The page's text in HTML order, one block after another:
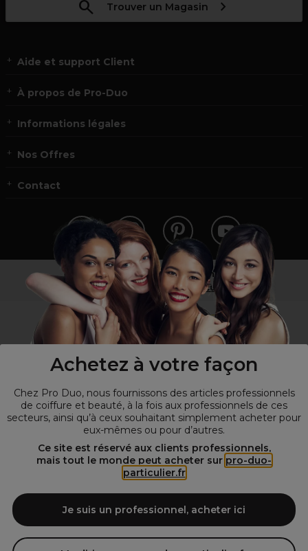
Achetez à votre façon
Chez Pro Duo, nous fournissons des articles professionnels
de coiffure et beauté, à la fois aux professionnels de ces
secteurs, ainsi qu’à ceux souhaitant simplement acheter pour
eux-mêmes ou pour d’autres.
Ce site est réservé aux clients professionnels,
mais tout le monde peut acheter sur pro-duo-
particulier.fr
Je suis un professionnel, acheter ici
Trouver un Magasin
Aide et support Client
À propos de Pro-Duo
Informations légales
Nos Offres
Contact
Vous n’êtes pas un professionnel ?
Visitez notre site pour les particuliers!
Spécialiste de la coiffure et de la beauté, nous vous proposons une
large sélection de produits professionnels pour la coiffure et
Duo le fournisseur incontournable des salons de coiffure et instituts
de beauté! Notre gamme de produits s’adresse également à tous ceux
qui sont à la recherche de produits et d'accessoires de coiffure et de
matériel esthétique de qualité.